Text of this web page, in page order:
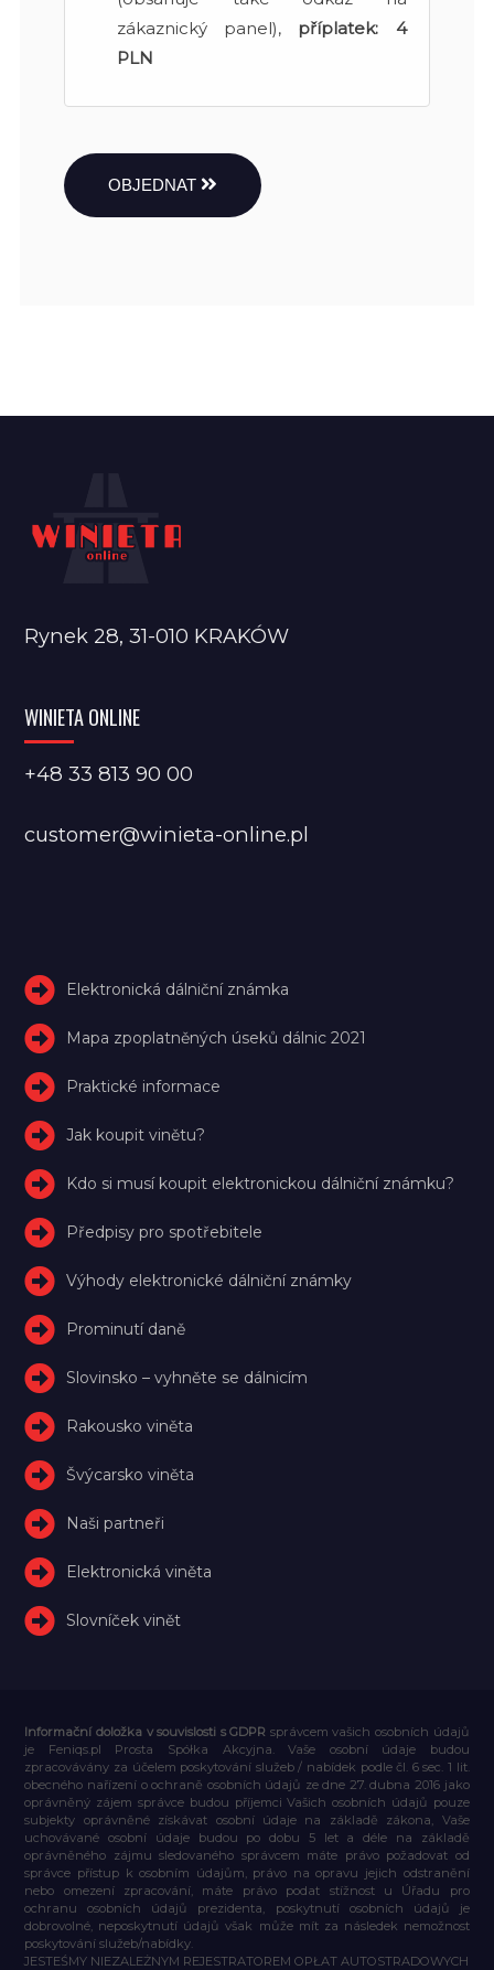
zákaznický panel), příplatek: 4
PLN
OBJEDNAT
Rynek 28, 31-010 KRAKÓW
WINIETA ONLINE
+48 33 813 90 00
customer@winieta-online.pl
Elektronická dálniční známka
Mapa zpoplatněných úseků dálnic 2021
Praktické informace
Jak koupit vinětu?
Kdo si musí koupit elektronickou dálniční známku?
Předpisy pro spotřebitele
Výhody elektronické dálniční známky
Prominutí daně
Slovinsko – vyhněte se dálnicím
Rakousko viněta
Švýcarsko viněta
Naši partneři
Elektronická viněta
Slovníček vinět
Informační doložka v souvislosti s GDPR správcem vašich osobních údajů
je Feniqs.pl Prosta Spółka Akcyjna. Vaše osobní údaje budou
zpracovávány za účelem poskytování služeb / nabídek podle čl. 6 sec. 1 lit.
obecného nařízení o ochraně osobních údajů ze dne 27. dubna 2016 jako
oprávněný zájem správce budou příjemci Vašich osobních údajů pouze
subjekty oprávněné získávat osobní údaje na základě zákona, Vaše
uchovávané osobní údaje budou po dobu 5 let a déle na základě
oprávněného zájmu sledovaného správcem máte právo požadovat od
správce přístup k osobním údajům, právo na opravu jejich odstranění
nebo omezení zpracování, máte právo podat stížnost u Úřadu pro
ochranu osobních údajů prezidenta, poskytnutí osobních údajů je
dobrovolné, neposkytnutí údajů však může mít za následek nemožnost
poskytování služeb/nabídky.
JESTEŚMY NIEZALEŻNYM REJESTRATOREM OPŁAT AUTOSTRADOWYCH